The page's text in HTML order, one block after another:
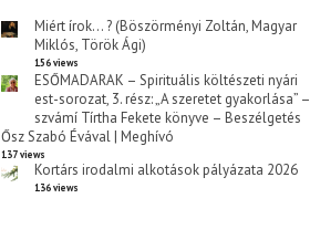
Miért írok… ? (Böszörményi Zoltán, Magyar
Miklós, Török Ági)
156 views
ESŐMADARAK – Spirituális költészeti nyári
est-sorozat, 3. rész: „A szeretet gyakorlása” –
szvámí Tírtha Fekete könyve – Beszélgetés
Ősz Szabó Évával | Meghívó
137 views
Kortárs irodalmi alkotások pályázata 2026
136 views